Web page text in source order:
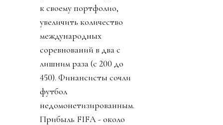
к своему портфолио,
увеличить количество
международных
соревнований в два с
лишним раза (с 200 до
450). Финансисты сочли
футбол
недомонетизированным.
Прибыль FIFA - около